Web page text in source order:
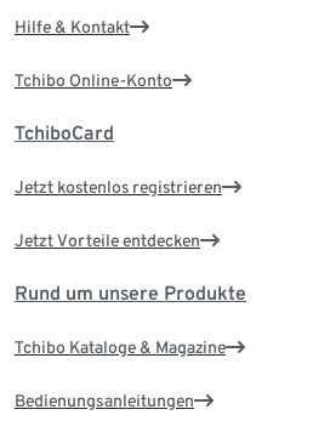
Hilfe & Kontakt
Tchibo Online-Konto
TchiboCard
Jetzt kostenlos registrieren
Jetzt Vorteile entdecken
Rund um unsere Produkte
Tchibo Kataloge & Magazine
Bedienungsanleitungen